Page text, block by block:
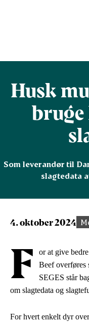
Husk
bruge
Som leverandør til
slagtedata
4. oktober 2024
F
or at give
Beef overføres
SEGES står
om slagtedata og
For hvert enkelt dyr